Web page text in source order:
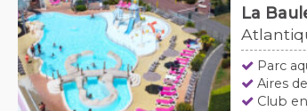
La
Parc
Aires
Club